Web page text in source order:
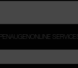
AUGENONLINE